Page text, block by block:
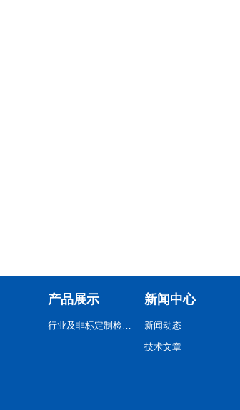
产品展示
行业及非标定制检测设备
新闻中心
新闻动态
技术文章